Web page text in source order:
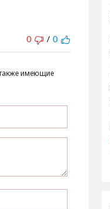
0
/ 0
имеющие